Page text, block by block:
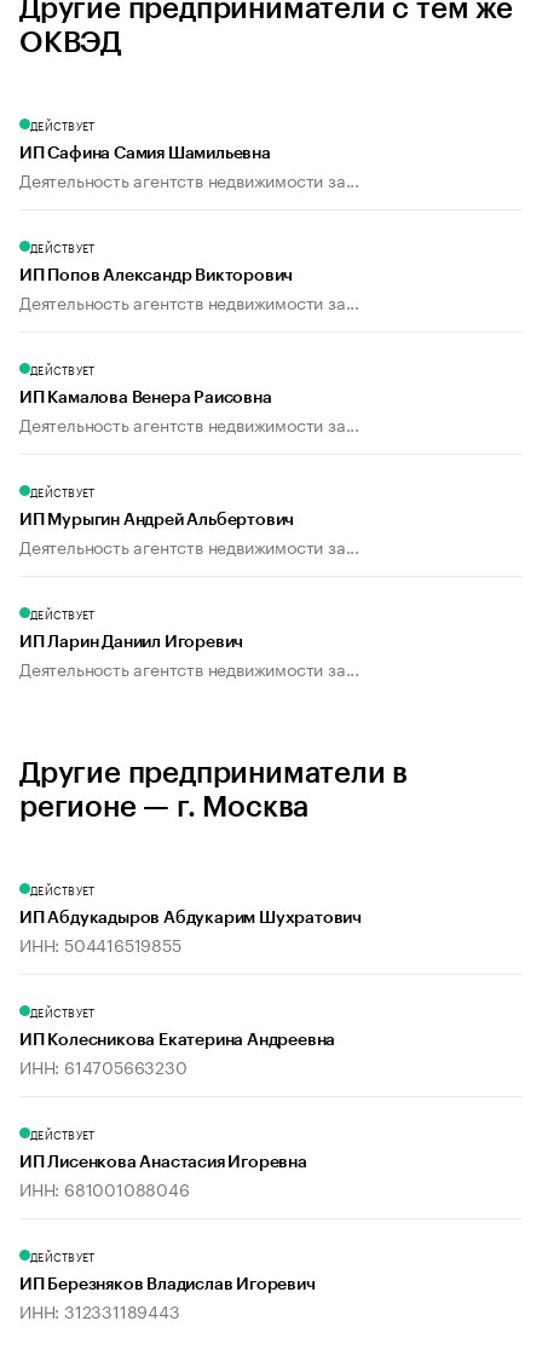
Другие предприниматели с тем же
ОКВЭД
ДЕЙСТВУЕТ
ИП Сафина Самия Шамильевна
Деятельность агентств недвижимости за...
ДЕЙСТВУЕТ
ИП Попов Александр Викторович
Деятельность агентств недвижимости за...
ДЕЙСТВУЕТ
ИП Камалова Венера Раисовна
Деятельность агентств недвижимости за...
ДЕЙСТВУЕТ
ИП Мурыгин Андрей Альбертович
Деятельность агентств недвижимости за...
ДЕЙСТВУЕТ
ИП Ларин Даниил Игоревич
Деятельность агентств недвижимости за...
Другие предприниматели в
регионе — г. Москва
ДЕЙСТВУЕТ
ИП Абдукадыров Абдукарим Шухратович
ИНН: 504416519855
ДЕЙСТВУЕТ
ИП Колесникова Екатерина Андреевна
ИНН: 614705663230
ДЕЙСТВУЕТ
ИП Лисенкова Анастасия Игоревна
ИНН: 681001088046
ДЕЙСТВУЕТ
ИП Березняков Владислав Игоревич
ИНН: 312331189443